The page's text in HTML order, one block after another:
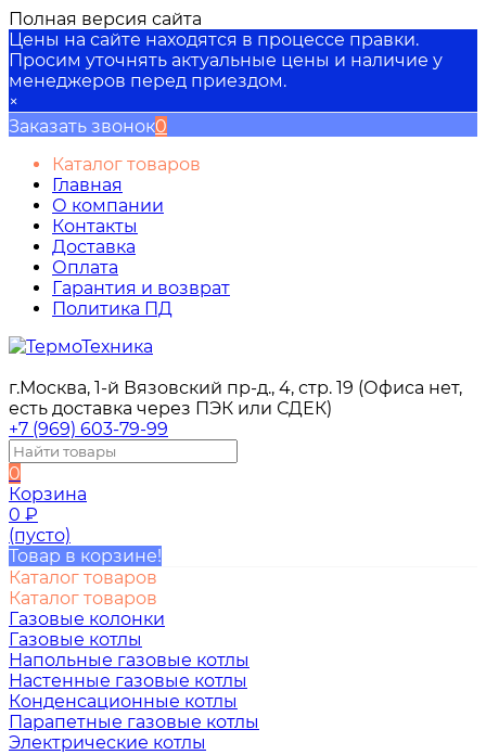
Полная версия сайта
Цены на сайте находятся в процессе правки.
Просим уточнять актуальные цены и наличие у
менеджеров перед приездом.
×
Заказать звонок0
Каталог товаров
Главная
О компании
Контакты
Доставка
Оплата
Гарантия и возврат
Политика ПД
г.Москва, 1-й Вязовский пр-д., 4, стр. 19 (Офиса нет,
есть доставка через ПЭК или СДЕК)
+7 (969) 603-79-99
0
Корзина
0 ₽
(пусто)
Товар в корзине!
Каталог товаров
Каталог товаров
Газовые колонки
Газовые котлы
Напольные газовые котлы
Настенные газовые котлы
Конденсационные котлы
Парапетные газовые котлы
Электрические котлы